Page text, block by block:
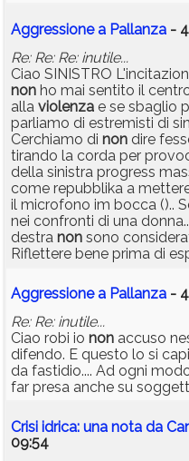
Aggressione a Pallanza -
Re: Re: Re: inutile...
Ciao SINISTRO
non ho mai sentito il
alla violenza e se sbaglio
parliamo di estremisti di
Cerchiamo di non dire
tirando la corda per
della sinistra progress
come repubblika a
il microfono im bocca ()..
nei confronti di una
destra non sono
Riflettere bene prima di
Aggressione a Pallanza -
Re: Re: inutile...
Ciao robi io non accuso
difendo. E questo lo si
da fastidio.... Ad ogni
far presa anche su
Crisi idrica: una nota da
09:54